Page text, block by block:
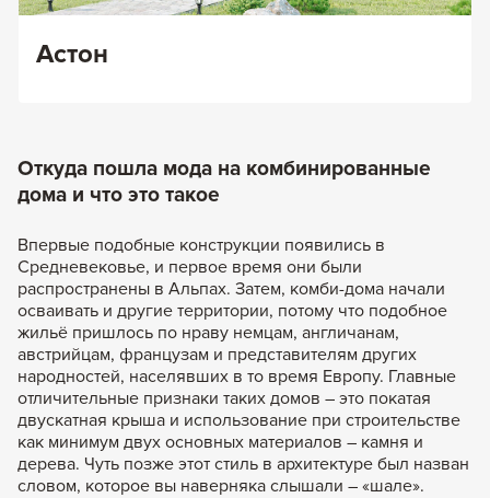
Астон
Откуда пошла мода на комбинированные
дома и что это такое
Впервые подобные конструкции появились в
Средневековье, и первое время они были
распространены в Альпах. Затем, комби-дома начали
осваивать и другие территории, потому что подобное
жильё пришлось по нраву немцам, англичанам,
австрийцам, французам и представителям других
народностей, населявших в то время Европу. Главные
отличительные признаки таких домов – это покатая
двускатная крыша и использование при строительстве
как минимум двух основных материалов – камня и
дерева. Чуть позже этот стиль в архитектуре был назван
словом, которое вы наверняка слышали – «шале».